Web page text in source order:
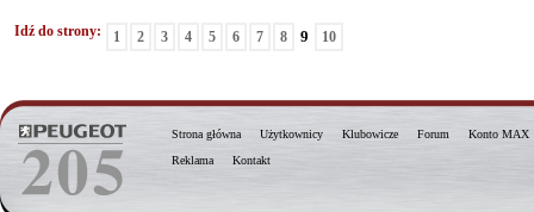
Idź do strony: 1 2 3 4 5 6 7 8 9 10
Strona główna Użytkownicy Klubowicze Forum
Konto MAX
Reklama
Kontakt